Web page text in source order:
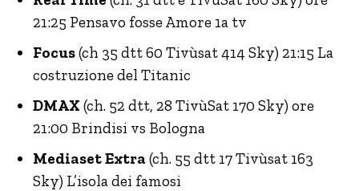
21:25 Pensavo fosse Amore 1a tv
Focus(ch 35 dtt 60 Tivùsat 414 Sky) 21:15 La
costruzione del Titanic
DMAX (ch. 52 dtt, 28 TivùSat 170 Sky) ore
21:00 Brindisi vs Bologna
Mediaset Extra (ch. 55 dtt 17 Tivùsat 163
Sky) L’isola dei famosi